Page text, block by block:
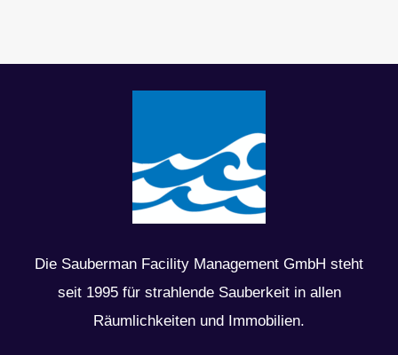
Die Sauberman Facility Management GmbH steht
seit 1995 für strahlende Sauberkeit in allen
Räumlichkeiten und Immobilien.